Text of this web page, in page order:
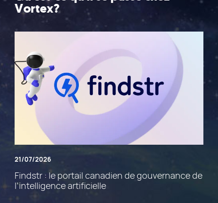
Vortex?
21/07/2026
Findstr : le portail canadien de gouvernance de
l’intelligence artificielle